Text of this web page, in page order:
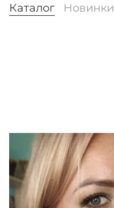
Каталог Новинки